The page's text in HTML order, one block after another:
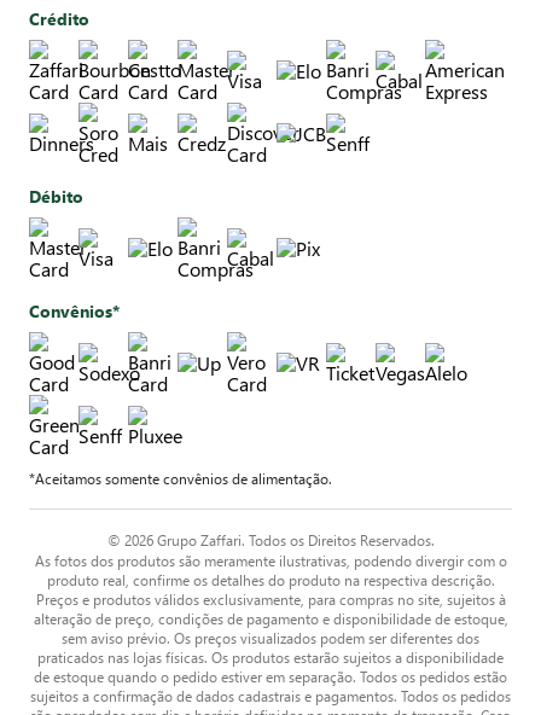
Crédito
Débito
Convênios*
*Aceitamos somente convênios de alimentação.
© 2026 Grupo Zaffari. Todos os Direitos Reservados.
As fotos dos produtos são meramente ilustrativas, podendo divergir com o
produto real, confirme os detalhes do produto na respectiva descrição.
Preços e produtos válidos exclusivamente, para compras no site, sujeitos à
alteração de preço, condições de pagamento e disponibilidade de estoque,
sem aviso prévio. Os preços visualizados podem ser diferentes dos
praticados nas lojas físicas. Os produtos estarão sujeitos a disponibilidade
de estoque quando o pedido estiver em separação. Todos os pedidos estão
sujeitos a confirmação de dados cadastrais e pagamentos. Todos os pedidos